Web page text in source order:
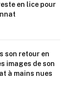
en lice pour
son retour en
images de son
à mains nues